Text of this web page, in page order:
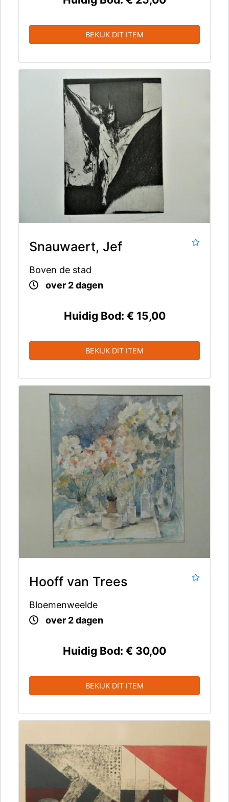
BEKIJK DIT ITEM
Snauwaert, Jef
Boven de stad
over 2 dagen
Huidig Bod: € 15,00
BEKIJK DIT ITEM
Hooff van Trees
Bloemenweelde
over 2 dagen
Huidig Bod: € 30,00
BEKIJK DIT ITEM